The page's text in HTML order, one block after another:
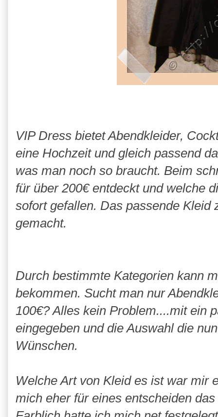
VIP Dress bietet Abendkleider,
eine Hochzeit und gleich passend
was man noch so braucht. Beim
für über 200€ entdeckt und welche
sofort gefallen. Das passende
gemacht.
Durch bestimmte Kategorien kann
bekommen. Sucht man nur
100€? Alles kein Problem....mit ein
eingegeben und die Auswahl die
Wünschen.
Welche Art von Kleid es ist war mir
mich eher für eines entscheiden